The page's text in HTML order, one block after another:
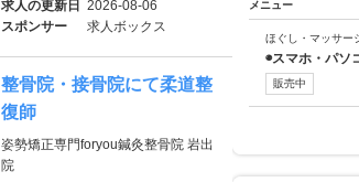
メニュー
ほぐし・マッサー
◉スマホ・パソ
販売中
求人の更新日 2026-08-06
スポンサー
求人ボックス
整骨院・接骨院にて柔道整
復師
姿勢矯正専門foryou鍼灸整骨院 岩出
院